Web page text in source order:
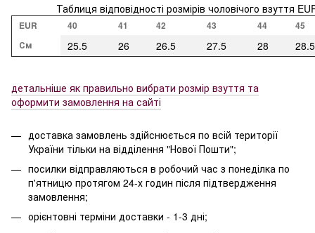
Таблиця відповідності розмірів чоловічого взуття
EUR 40 41 42 43 44
45
См
25.5 26 26.5 27.5 28
детальніше як правильно вибрати розмір взуття та
оформити замовлення на сайті
доставка замовлень здійснюється по всій території
України тільки на відділення "Нової Пошти";
посилки відправляються в робочий час з понеділка по
п'ятницю протягом 24-х годин після підтвердження
замовлення;
орієнтовні терміни доставки - 1-3 дні;